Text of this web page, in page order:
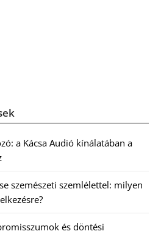
a Kácsa Audió kínálatában a
szemészeti szemlélettel: milyen
és döntési